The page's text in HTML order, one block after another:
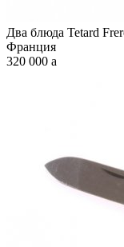
Два блюда Tetard
Франция
320 000 a